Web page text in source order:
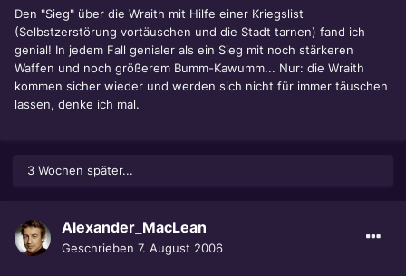
Den "Sieg" über die Wraith mit Hilfe einer Kriegslist
(Selbstzerstörung vortäuschen und die Stadt tarnen) fand ich
genial! In jedem Fall genialer als ein Sieg mit noch stärkeren
Waffen und noch größerem Bumm-Kawumm... Nur: die Wraith
kommen sicher wieder und werden sich nicht für immer täuschen
lassen, denke ich mal.
3 Wochen später...
Alexander_MacLean
Geschrieben 7. August 2006